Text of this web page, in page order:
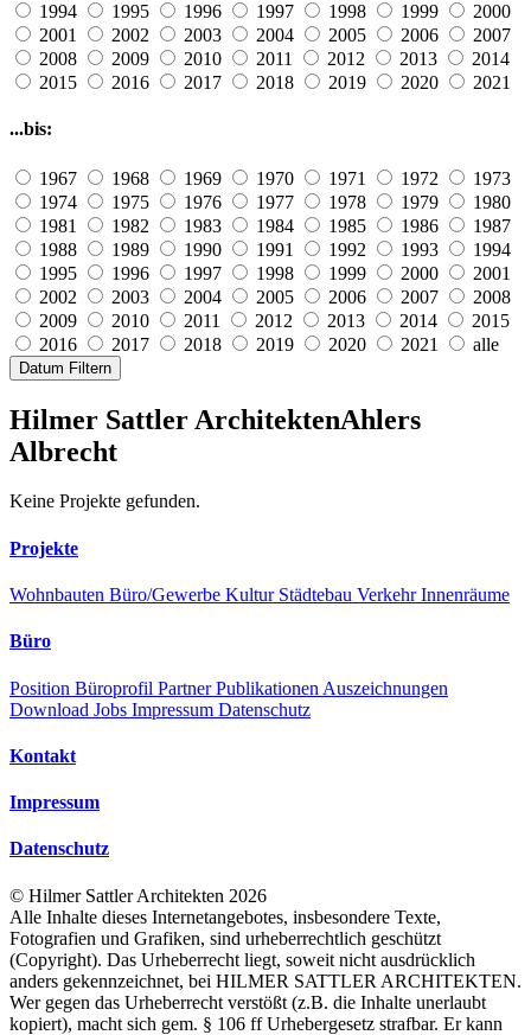
1994
1995 1996 1997 1998 1999
2000
2001
2002 2003 2004 2005 2006
2007
2008
2009 2010 2011 2012 2013
2014
2015
2016 2017 2018 2019 2020 2021
...bis:
1967 1968 1969 1970 1971 1972
1973
1974
1975 1976 1977 1978 1979
1980
1981
1982 1983 1984 1985 1986
1987
1988
1989 1990 1991 1992 1993
1994
1995
1996 1997 1998 1999 2000
2001
2002
2003 2004 2005 2006 2007
2008
2009
2010 2011 2012 2013 2014
2015
2016
2017 2018 2019 2020 2021 alle
Datum Filtern
Hilmer Sattler ArchitektenAhlers
Albrecht
Keine Projekte gefunden.
Projekte
Wohnbauten Büro/Gewerbe Kultur Städtebau VerkehrInnenräume
Büro
Position Büroprofil PartnerPublikationen Auszeichnungen
Download Jobs Impressum Datenschutz
Kontakt
Impressum
Datenschutz
© Hilmer Sattler Architekten 2026
Alle Inhalte dieses Internetangebotes, insbesondere Texte,
Fotografien und Grafiken, sind urheberrechtlich geschützt
(Copyright). Das Urheberrecht liegt, soweit nicht ausdrücklich
anders gekennzeichnet, bei HILMER SATTLER ARCHITEKTEN.
Wer gegen das Urheberrecht verstößt (z.B. die Inhalte unerlaubt
kopiert), macht sich gem. § 106 ff Urhebergesetz strafbar. Er kann